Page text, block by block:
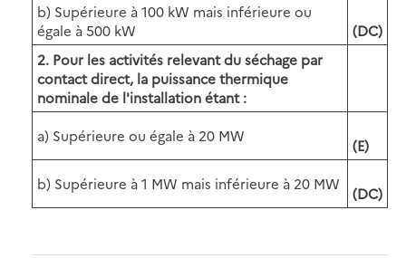
b) Supérieure à 100 kW mais inférieure ou
égale à 500 kW
(DC)
2. Pour les activités relevant du séchage par
contact direct, la puissance thermique
nominale de l'installation étant :
a) Supérieure ou égale à 20 MW
(E)
b) Supérieure à 1 MW mais inférieure à 20 MW
(DC)